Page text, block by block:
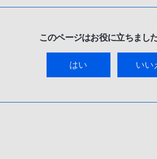
このページはお役に立ちまし
はい いい